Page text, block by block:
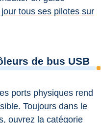
tous ses pilotes sur
de bus USB
ports physiques rend
Toujours dans le
ouvrez la catégorie